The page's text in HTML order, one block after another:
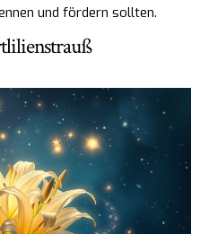
und fördern sollten.